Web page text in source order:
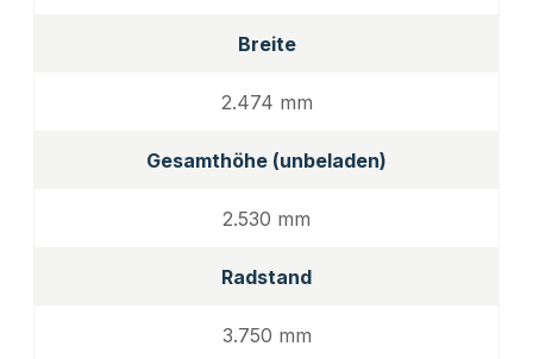
Breite
2.474 mm
Gesamthöhe (unbeladen)
2.530 mm
Radstand
3.750 mm